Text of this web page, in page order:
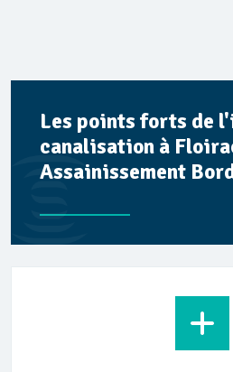
Les points forts de
canalisation à
Assainissement